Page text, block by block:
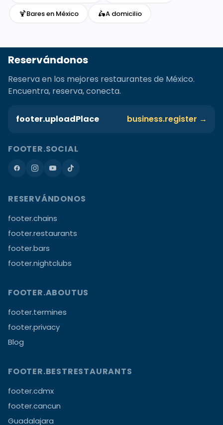
🍹Bares en México 🛵A domicilio
Reservándonos
Reserva en los mejores restaurantes de México.
Encuentra, reserva, conecta.
footer.uploadPlace business.register →
FOOTER.SOCIAL
RESERVÁNDONOS
footer.chains
footer.restaurants
footer.bars
footer.nightclubs
FOOTER.ABOUTUS
footer.termines
footer.privacy
Blog
FOOTER.BESTRESTAURANTS
footer.cdmx
footer.cancun
Guadalajara